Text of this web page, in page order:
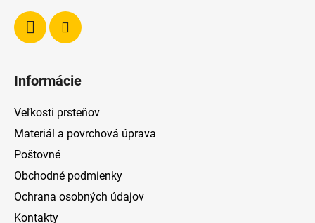
Informácie
Veľkosti prsteňov
Materiál a povrchová úprava
Poštovné
Obchodné podmienky
Ochrana osobných údajov
Kontakty